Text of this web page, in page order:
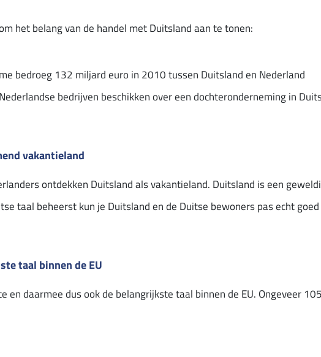
het belang van de handel met Duitsland aan te tonen:
bedroeg 132 miljard euro in 2010 tussen Duitsland en Nederland
bedrijven beschikken over een dochteronderneming in
vakantieland
ontdekken Duitsland als vakantieland. Duitsland is een
taal beheerst kun je Duitsland en de Duitse bewoners pas echt
taal binnen de EU
en daarmee dus ook de belangrijkste taal binnen de EU. Ongeveer